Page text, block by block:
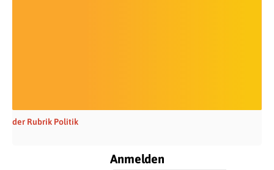
der Rubrik Politik
Anmelden